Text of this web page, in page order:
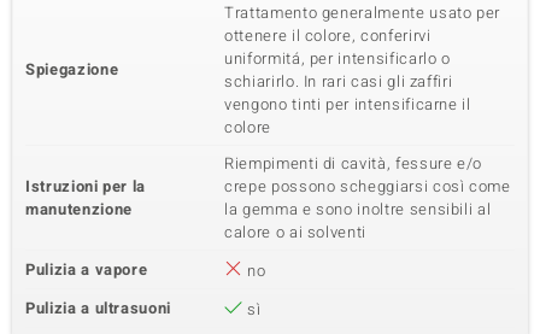
Spiegazione
Trattamento generalmente usato per
ottenere il colore, conferirvi
uniformitá, per intensificarlo o
schiarirlo. In rari casi gli zaffiri
vengono tinti per intensificarne il
colore
Istruzioni per la
manutenzione
Riempimenti di cavità, fessure e/o
crepe possono scheggiarsi così come
la gemma e sono inoltre sensibili al
calore o ai solventi
Pulizia a vapore
no
Pulizia a ultrasuoni
sì